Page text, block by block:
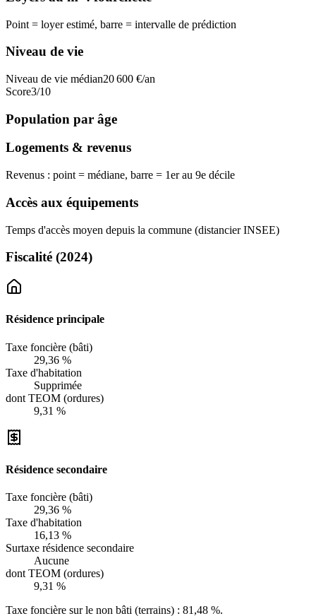
Point = loyer estimé, barre = intervalle de prédiction
Niveau de vie
Niveau de vie médian20 600 €/an
Score3/10
Population par âge
Logements & revenus
Revenus : point = médiane, barre = 1er au 9e décile
Accès aux équipements
Temps d'accès moyen depuis la commune (distancier INSEE)
Fiscalité (2024)
Résidence principale
Taxe foncière (bâti)
29,36 %
Taxe d'habitation
Supprimée
dont TEOM (ordures)
9,31 %
Résidence secondaire
Taxe foncière (bâti)
29,36 %
Taxe d'habitation
16,13 %
Surtaxe résidence secondaire
Aucune
dont TEOM (ordures)
9,31 %
Taxe foncière sur le non bâti (terrains) : 81,48 %.